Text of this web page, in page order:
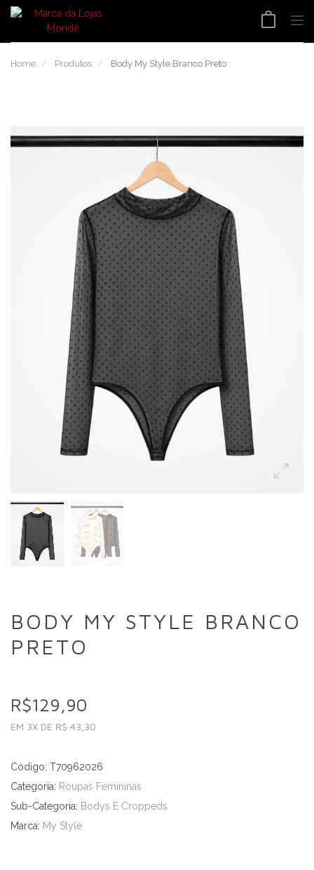
Home Produtos Body My Style Branco Preto
BODY MY STYLE BRANCO
PRETO
R$129,90
EM 3X DE R$ 43,30
Código: T70962026
Categoria: Roupas Femininas
Sub-Categoria: Bodys E Croppeds
Marca: My Style